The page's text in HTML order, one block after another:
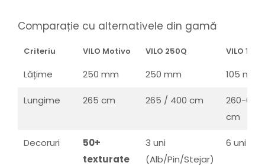
Comparație cu alternativele din gamă
Criteriu VILO Motivo VILO 250Q VILO 105
Lățime 250 mm 250 mm 105 mm
Lungime 265 cm 265 / 400 cm
260-600
cm
Decoruri
50+
texturate
3 uni
(Alb/Pin/Stejar)
6 uni